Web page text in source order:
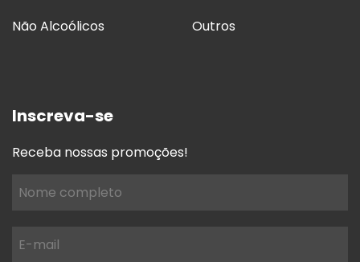
Não Alcoólicos
Outros
Inscreva-se
Receba nossas promoções!